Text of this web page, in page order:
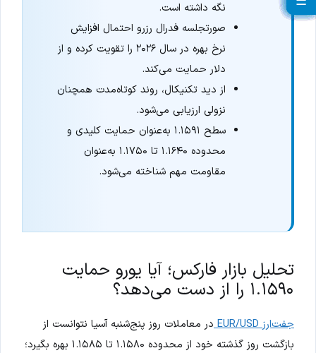
نگه داشته است.
صورتجلسه فدرال رزرو احتمال افزایش
نرخ بهره در سال ۲۰۲۶ را تقویت کرده و از
دلار حمایت می‌کند.
از دید تکنیکال، روند کوتاه‌مدت همچنان
نزولی ارزیابی می‌شود.
سطح ۱.۱۵۹۱ به‌عنوان حمایت کلیدی و
محدوده ۱.۱۶۴۰ تا ۱.۱۷۵۰ به‌عنوان
مقاومت مهم شناخته می‌شود.
تحلیل بازار فارکس؛ آیا یورو حمایت
۱.۱۵۹۰ را از دست می‌دهد؟
جفت‌ارز EUR/USD
در معاملات روز پنج‌شنبه آسیا نتوانست از
بازگشت روز گذشته خود از محدوده ۱.۱۵۸۰ تا ۱.۱۵۸۵ بهره بگیرد؛